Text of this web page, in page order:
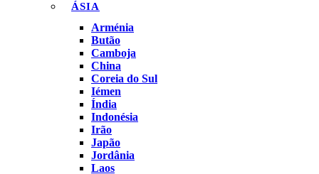
ÁSIA
Arménia
Butão
Camboja
China
Coreia do Sul
Iémen
Índia
Indonésia
Irão
Japão
Jordânia
Laos